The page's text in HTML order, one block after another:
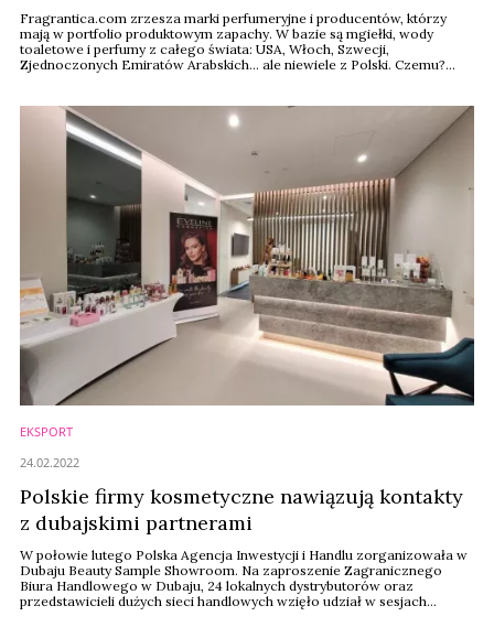
Fragrantica.com zrzesza marki perfumeryjne i producentów, którzy
mają w portfolio produktowym zapachy. W bazie są mgiełki, wody
toaletowe i perfumy z całego świata: USA, Włoch, Szwecji,
Zjednoczonych Emiratów Arabskich... ale niewiele z Polski. Czemu?
EKSPORT
Polskie firmy kosmetyczne nawiązują kontakty
z dubajskimi partnerami
W połowie lutego Polska Agencja Inwestycji i Handlu zorganizowała w
Dubaju Beauty Sample Showroom. Na zaproszenie Zagranicznego
Biura Handlowego w Dubaju, 24 lokalnych dystrybutorów oraz
przedstawicieli dużych sieci handlowych wzięło udział w sesjach
24.02.2022